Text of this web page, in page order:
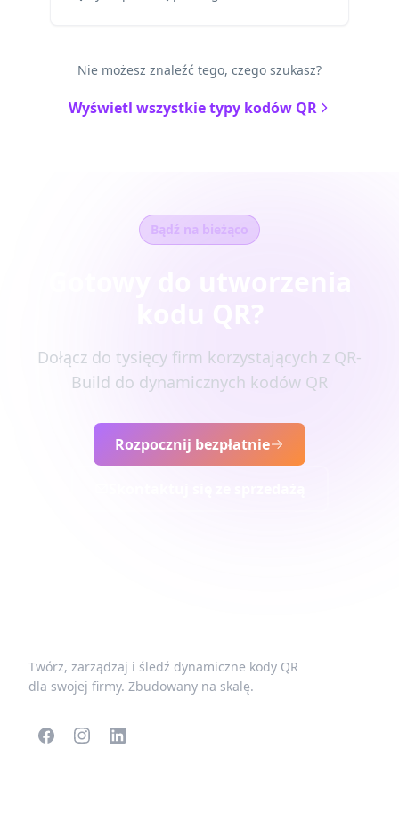
Nie możesz znaleźć tego, czego szukasz?
Wyświetl wszystkie typy kodów QR
Bądź na bieżąco
Dołącz do tysięcy firm korzystających z QR-
Build do dynamicznych kodów QR
Rozpocznij bezpłatnie
Twórz, zarządzaj i śledź dynamiczne kody QR
dla swojej firmy. Zbudowany na skalę.